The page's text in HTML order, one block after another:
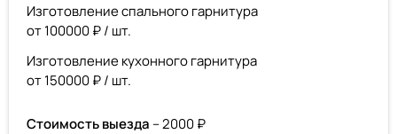
Изготовление спального гарнитура
от 100000 ₽ / шт.
Изготовление кухонного гарнитура
от 150000 ₽ / шт.
Стоимость выезда – 2000 ₽